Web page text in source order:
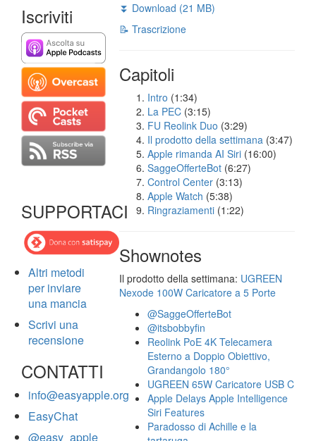
Iscriviti
SUPPORTACI
Altri metodi
per inviare
una mancia
Scrivi una
recensione
CONTATTI
info@easyapple.org
EasyChat
@easy_apple
⏬ Download (21 MB)
📝 Trascrizione
Capitoli
Intro (1:34)
La PEC (3:15)
FU Reolink Duo (3:29)
Il prodotto della settimana (3:47)
Apple rimanda AI Siri (16:00)
SaggeOfferteBot (6:27)
Control Center (3:13)
Apple Watch (5:38)
Ringraziamenti (1:22)
Shownotes
Il prodotto della settimana: UGREEN
Nexode 100W Caricatore a 5 Porte
@SaggeOfferteBot
@itsbobbyfin
Reolink PoE 4K Telecamera
Esterno a Doppio Obiettivo,
Grandangolo 180°
UGREEN 65W Caricatore USB C
Apple Delays Apple Intelligence
Siri Features
Paradosso di Achille e la